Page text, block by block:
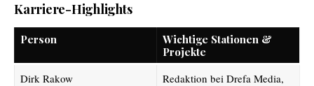
Karriere-Highlights
Person
Wichtige Stationen &
Projekte
Dirk Rakow
Redaktion bei Drefa Media,